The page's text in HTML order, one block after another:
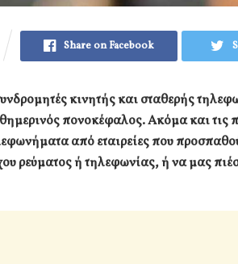
Share on Facebook
κινητής και σταθερής
πονοκέφαλος. Ακόμα και τις
από εταιρείες που
ρεύματος ή τηλεφωνίας, ή να μας